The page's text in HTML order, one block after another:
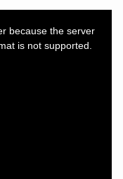
because the server
is not supported.